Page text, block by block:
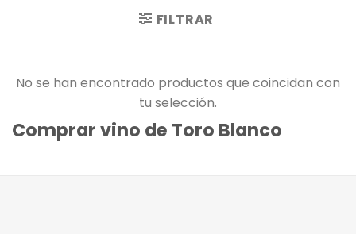
FILTRAR
Comprar vino de Toro Blanco
No se han encontrado productos que coincidan con
tu selección.